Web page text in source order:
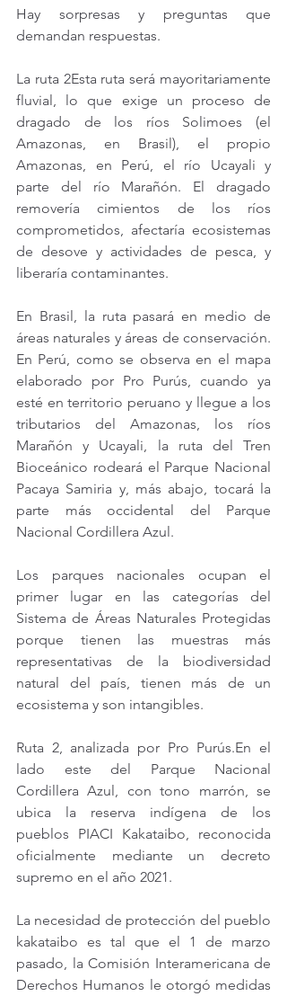
Hay sorpresas y preguntas que
demandan respuestas.
La ruta 2Esta ruta será mayoritariamente
fluvial, lo que exige un proceso de
dragado de los ríos Solimoes (el
Amazonas, en Brasil), el propio
Amazonas, en Perú, el río Ucayali y
parte del río Marañón. El dragado
removería cimientos de los ríos
comprometidos, afectaría ecosistemas
de desove y actividades de pesca, y
liberaría contaminantes.
En Brasil, la ruta pasará en medio de
áreas naturales y áreas de conservación.
En Perú, como se observa en el mapa
elaborado por Pro Purús, cuando ya
esté en territorio peruano y llegue a los
tributarios del Amazonas, los ríos
Marañón y Ucayali, la ruta del Tren
Bioceánico rodeará el Parque Nacional
Pacaya Samiria y, más abajo, tocará la
parte más occidental del Parque
Nacional Cordillera Azul.
Los parques nacionales ocupan el
primer lugar en las categorías del
Sistema de Áreas Naturales Protegidas
porque tienen las muestras más
representativas de la biodiversidad
natural del país, tienen más de un
ecosistema y son intangibles.
Ruta 2, analizada por Pro Purús.En el
lado este del Parque Nacional
Cordillera Azul, con tono marrón, se
ubica la reserva indígena de los
pueblos PIACI Kakataibo, reconocida
oficialmente mediante un decreto
supremo en el año 2021.
La necesidad de protección del pueblo
kakataibo es tal que el 1 de marzo
pasado, la Comisión Interamericana de
Derechos Humanos le otorgó medidas